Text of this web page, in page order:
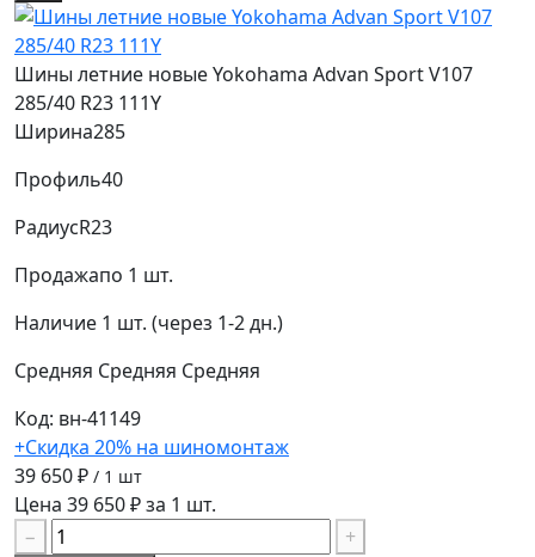
Шины летние новые Yokohama Advan Sport V107
285/40 R23 111Y
Ширина285
Профиль40
РадиусR23
Продажапо 1 шт.
Наличие 1 шт. (через 1-2 дн.)
Средняя Средняя Средняя
Код: вн-41149
+Скидка 20% на шиномонтаж
39 650 ₽ / 1 шт
Цена 39 650 ₽ за 1 шт.
−
+